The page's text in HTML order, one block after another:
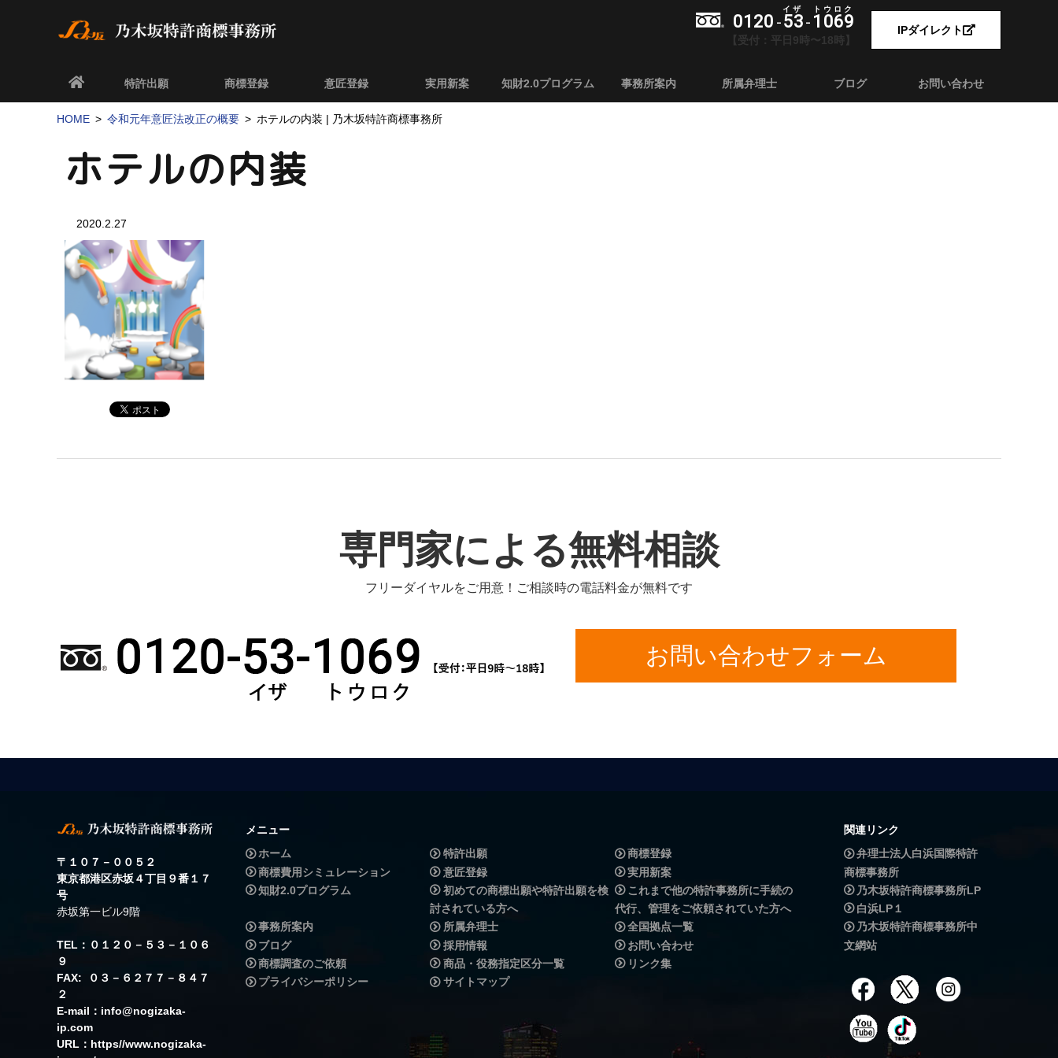
0120 -53- 1069
【受付：平日9時〜18時】
IPダイレクト
特許出願 商標登録 意匠登録 実用新案 知財2.0プログラム 事務所案内 所属弁理士 ブログ お問い合わせ
HOME 令和元年意匠法改正の概要 ホテルの内装 | 乃木坂特許商標事務所
ホテルの内装
2020.2.27
専門家による無料相談
フリーダイヤルをご用意！ご相談時の電話料金が無料です
お問い合わせフォーム
〒１０７－００５２
東京都港区赤坂４丁目９番１７
号
赤坂第一ビル9階
TEL：０１２０－５３－１０６
９
FAX: ０３－６２７７－８４７
２
E-mail：info@nogizaka-
ip.com
URL：https//www.nogizaka-
メニュー
ホーム
特許出願
商標登録
商標費用シミュレーション
意匠登録
実用新案
知財2.0プログラム
初めての商標出願や特許出願を検
討されている方へ
これまで他の特許事務所に手続の
代行、管理をご依頼されていた方へ
事務所案内
所属弁理士
全国拠点一覧
ブログ
採用情報
お問い合わせ
商標調査のご依頼
商品・役務指定区分一覧
リンク集
プライバシーポリシー
サイトマップ
関連リンク
弁理士法人白浜国際特許
商標事務所
乃木坂特許商標事務所LP
白浜LP１
乃木坂特許商標事務所中
文網站